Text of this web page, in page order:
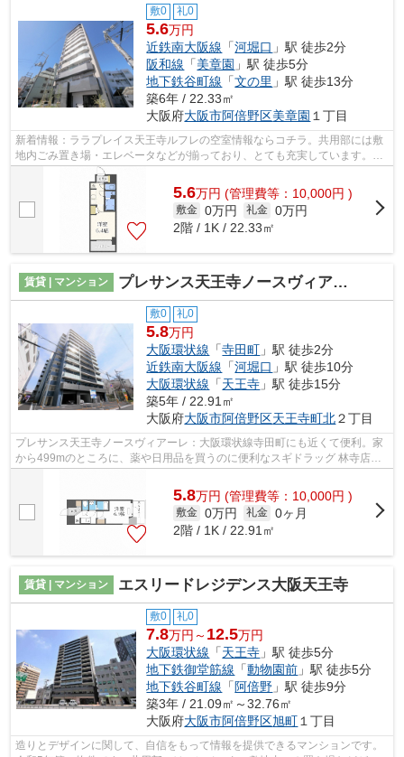
敷0 礼0
5.6万円
近鉄南大阪線 「河堀口 」駅 徒歩2分
阪和線 「美章園 」駅 徒歩5分
地下鉄谷町線 「文の里 」駅 徒歩13分
築6年 / 22.33㎡
大阪府大阪市阿倍野区美章園 １丁目
新着情報：ララプレイス天王寺ルフレの空室情報ならコチラ。共用部には敷
地内ごみ置き場・エレベータなどが揃っており、とても充実しています。多
くの方に好評の、令和元年築の物件と...
5.6万円 (管理費等：10,000円 )
敷金 0万円 礼金 0万円
2階 / 1K / 22.33㎡
賃貸 | マンション プレサンス天王寺ノースヴィアーレ
敷0 礼0
5.8万円
大阪環状線 「寺田町 」駅 徒歩2分
近鉄南大阪線 「河堀口 」駅 徒歩10分
大阪環状線 「天王寺 」駅 徒歩15分
築5年 / 22.91㎡
大阪府大阪市阿倍野区天王寺町北２丁目
プレサンス天王寺ノースヴィアーレ：大阪環状線寺田町にも近くて便利。家
から499mのところに、薬や日用品を買うのに便利なスギドラッグ 林寺店が
5.8万円 (管理費等：10,000円 )
敷金 0万円 礼金 0ヶ月
2階 / 1K / 22.91㎡
賃貸 | マンション エスリードレジデンス大阪天王寺
敷0 礼0
7.8万円～ 12.5万円
大阪環状線 「天王寺 」駅 徒歩5分
地下鉄御堂筋線 「動物園前 」駅 徒歩5分
地下鉄谷町線 「 阿倍野 」駅 徒歩9分
築3年 / 21.09㎡～32.76㎡
大阪府大阪市阿倍野区旭町 １丁目
造りとデザインに関して、自信をもって情報を提供できるマンションです。